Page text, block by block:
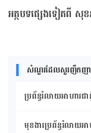
អត្ថបទផ្សេងទៀតពី សុ
សំណួរដែលសួរញឹកញ
ប្រព័ន្ធរំលាយអាហារជា
មុខងារប្រព័ន្ធរំលាយអា